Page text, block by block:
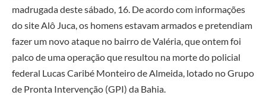
madrugada deste sábado, 16. De acordo com informações
do site Alô Juca, os homens estavam armados e pretendiam
fazer um novo ataque no bairro de Valéria, que ontem foi
palco de uma operação que resultou na morte do policial
federal Lucas Caribé Monteiro de Almeida, lotado no Grupo
de Pronta Intervenção (GPI) da Bahia.